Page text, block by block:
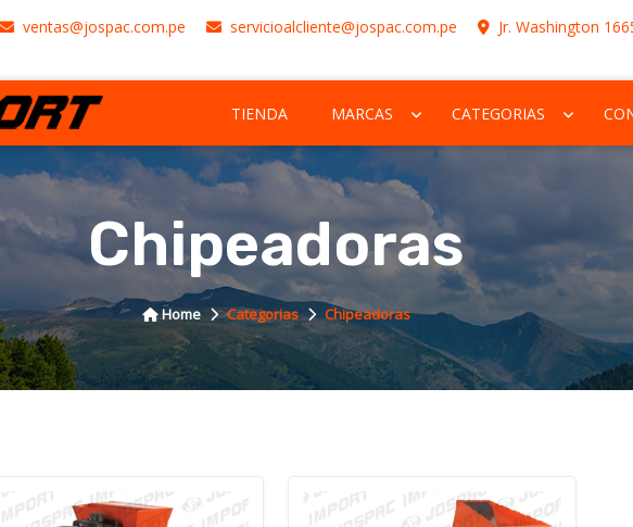
ventas@jospac.com.pe servicioalcliente@jospac.com.pe
Jr. Washington
TIENDA MARCAS CATEGORIAS
Chipeadoras
Home Categorias Chipeadoras